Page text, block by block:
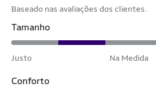
Baseado nas avaliações dos clientes.
Tamanho
Justo Na Medida
Conforto